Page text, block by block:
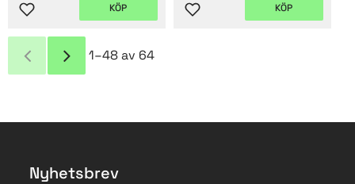
Lägg till i favoriter
KÖP
Lägg till i favoriter
KÖP
1–48av 64
Nyhetsbrev